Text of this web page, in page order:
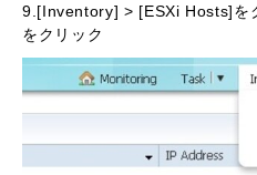
9.[Inventory] > [ESXi Hosts]を
をクリック